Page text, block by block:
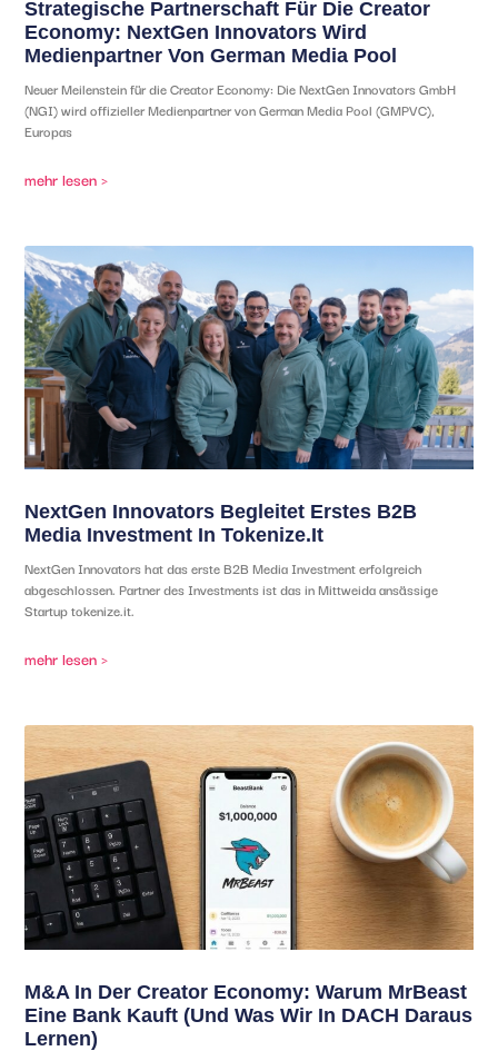
Strategische Partnerschaft Für Die Creator
Economy: NextGen Innovators Wird
Medienpartner Von German Media Pool
Neuer Meilenstein für die Creator Economy: Die NextGen Innovators GmbH
(NGI) wird offizieller Medienpartner von German Media Pool (GMPVC),
Europas
mehr lesen >
NextGen Innovators Begleitet Erstes B2B
Media Investment In Tokenize.it
NextGen Innovators hat das erste B2B Media Investment erfolgreich
abgeschlossen. Partner des Investments ist das in Mittweida ansässige
Startup tokenize.it.
mehr lesen >
M&A In Der Creator Economy: Warum MrBeast
Eine Bank Kauft (und Was Wir In DACH Daraus
Lernen)